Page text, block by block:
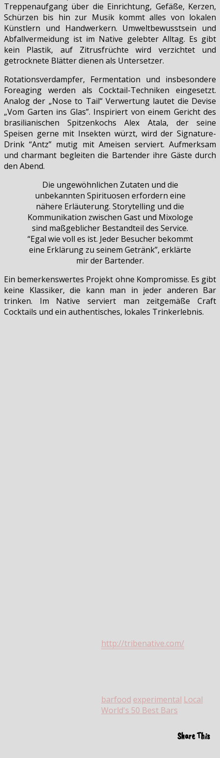
Treppenaufgang über die Einrichtung, Gefäße, Kerzen,
Schürzen bis hin zur Musik kommt alles von lokalen
Künstlern und Handwerkern. Umweltbewusstsein und
Abfallvermeidung ist im Native gelebter Alltag. Es gibt
kein Plastik, auf Zitrusfrüchte wird verzichtet und
getrocknete Blätter dienen als Untersetzer.
Rotationsverdampfer, Fermentation und insbesondere
Foreaging werden als Cocktail-Techniken eingesetzt.
Analog der „Nose to Tail“ Verwertung lautet die Devise
„Vom Garten ins Glas”. Inspiriert von einem Gericht des
brasilianischen Spitzenkochs Alex Atala, der seine
Speisen gerne mit Insekten würzt, wird der Signature-
Drink “Antz” mutig mit Ameisen serviert. Aufmerksam
und charmant begleiten die Bartender ihre Gäste durch
den Abend.
Die ungewöhnlichen Zutaten und die
unbekannten Spirituosen erfordern eine
nähere Erläuterung. Storytelling und die
Kommunikation zwischen Gast und Mixologe
sind maßgeblicher Bestandteil des Service.
“Egal wie voll es ist. Jeder Besucher bekommt
eine Erklärung zu seinem Getränk”, erklärte
mir der Bartender.
Ein bemerkenswertes Projekt ohne Kompromisse. Es gibt
keine Klassiker, die kann man in jeder anderen Bar
trinken. Im Native serviert man zeitgemäße Craft
Cocktails und ein authentisches, lokales Trinkerlebnis.
http://tribenative.com/
barfood experimental Local
World's 50 Best Bars
Share This